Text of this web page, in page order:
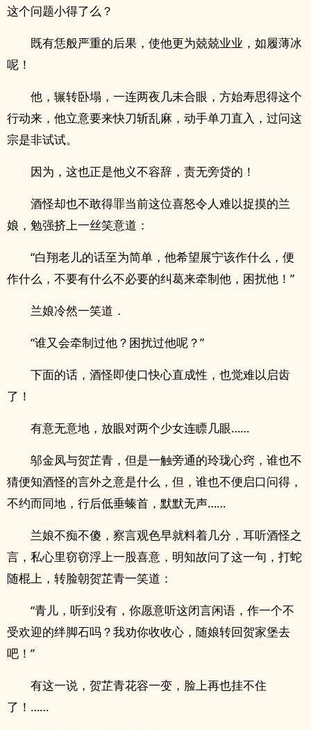
这个问题小得了么？
既有恁般严重的后果，使他更为兢兢业业，如履薄冰
呢！
他，辗转卧塌，一连两夜几未合眼，方始寿思得这个
行动来，他立意要来快刀斩乱麻，动手单刀直入，过问这
宗是非试试。
因为，这也正是他义不容辞，责无旁贷的！
酒怪却也不敢得罪当前这位喜怒令人难以捉摸的兰
娘，勉强挤上一丝笑意道：
“白翔老儿的话至为简单，他希望展宁该作什么，便
作什么，不要有什么不必要的纠葛来牵制他，困扰他！”
兰娘冷然一笑道．
“谁又会牵制过他？困扰过他呢？”
下面的话，酒怪即使口快心直成性，也觉难以启齿
了！
有意无意地，放眼对两个少女连瞟几眼……
邬金凤与贺芷青，但是一触旁通的玲珑心窍，谁也不
猜便知酒怪的言外之意是什么，但，谁也不便启口问得，
不约而同地，行后低垂螓首，默默无声……
兰娘不痴不傻，察言观色早就料着几分，耳听酒怪之
言，私心里窃窃浮上一股喜意，明知故问了这一句，打蛇
随棍上，转脸朝贺芷青一笑道：
“青儿，听到没有，你愿意听这闭言闲语，作一个不
受欢迎的绊脚石吗？我劝你收收心，随娘转回贺家堡去
吧！”
有这一说，贺芷青花容一变，脸上再也挂不住
了！……